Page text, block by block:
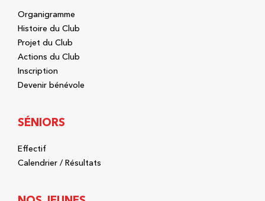
Organigramme
Histoire du Club
Projet du Club
Actions du Club
Inscription
Devenir bénévole
SÉNIORS
Effectif
Calendrier / Résultats